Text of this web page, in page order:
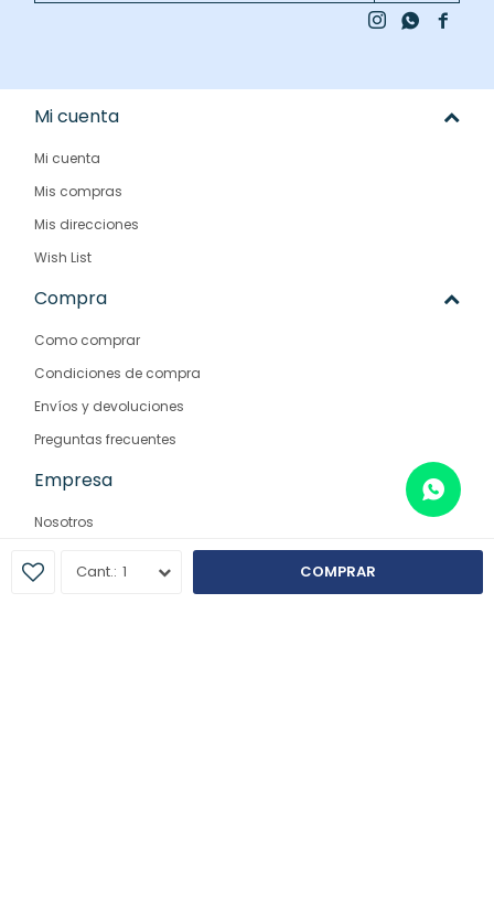
1 COMPRAR

 
Mi cuenta
Mi cuenta
Mis compras
Mis direcciones
Wish List
Compra
Como comprar
Condiciones de compra
Envíos y devoluciones
Preguntas frecuentes
Empresa
Nosotros